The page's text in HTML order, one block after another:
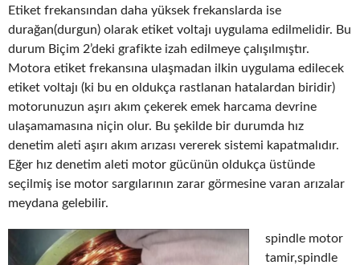
Etiket frekansından daha yüksek frekanslarda ise
durağan(durgun) olarak etiket voltajı uygulama edilmelidir. Bu
durum Biçim 2’deki grafikte izah edilmeye çalışılmıştır.
Motora etiket frekansına ulaşmadan ilkin uygulama edilecek
etiket voltajı (ki bu en oldukça rastlanan hatalardan biridir)
motorunuzun aşırı akım çekerek emek harcama devrine
ulaşamamasına niçin olur. Bu şekilde bir durumda hız
denetim aleti aşırı akım arızası vererek sistemi kapatmalıdır.
Eğer hız denetim aleti motor gücünün oldukça üstünde
seçilmiş ise motor sargılarının zarar görmesine varan arızalar
meydana gelebilir.
spindle motor
tamir,spindle